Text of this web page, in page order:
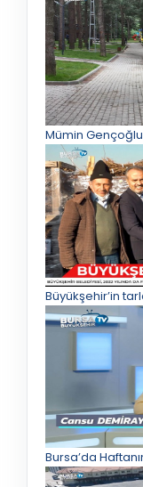
Mümin Gençoğlu
Büyükşehir’in
Bursa’da